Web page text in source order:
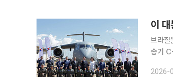
브라질
송기
질 측
2026-